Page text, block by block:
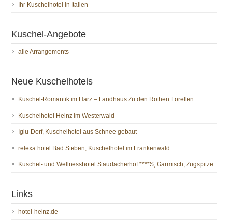
Ihr Kuschelhotel in Italien
Kuschel-Angebote
alle Arrangements
Neue Kuschelhotels
Kuschel-Romantik im Harz – Landhaus Zu den Rothen Forellen
Kuschelhotel Heinz im Westerwald
Iglu-Dorf, Kuschelhotel aus Schnee gebaut
relexa hotel Bad Steben, Kuschelhotel im Frankenwald
Kuschel- und Wellnesshotel Staudacherhof ****S, Garmisch, Zugspitze
Links
hotel-heinz.de